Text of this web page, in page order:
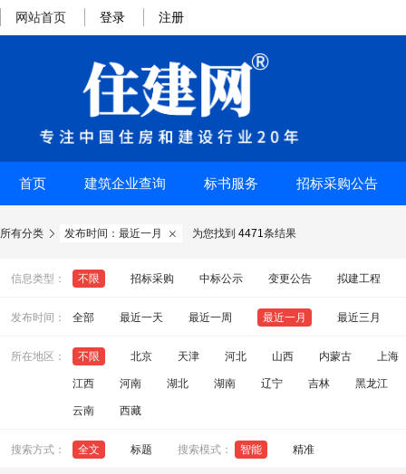
网站首页 登录 注册
首页 建筑企业查询 标书服务 招标采购公告
所有分类  发布时间：最近一月  为您找到 4471条结果
信息类型： 不限 招标采购 中标公示 变更公告 拟建工程
发布时间： 全部 最近一天 最近一周 最近一月 最近三月
所在地区： 不限 北京 天津 河北 山西 内蒙古 上海
江西 河南 湖北 湖南 辽宁 吉林 黑龙江
云南 西藏
搜索方式： 全文 标题 搜索模式： 智能 精准